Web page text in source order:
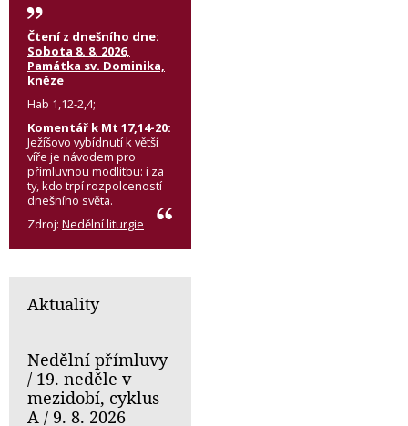
Čtení z dnešního dne:
Sobota 8. 8. 2026,
Památka sv. Dominika,
kněze
Hab 1,12-2,4;
Komentář k Mt 17,14-20:
Ježíšovo vybídnutí k větší
víře je návodem pro
přímluvnou modlitbu: i za
ty, kdo trpí rozpolceností
dnešního světa.
Zdroj: Nedělní liturgie
Aktuality
Nedělní přímluvy
/ 19. neděle v
mezidobí, cyklus
A / 9. 8. 2026